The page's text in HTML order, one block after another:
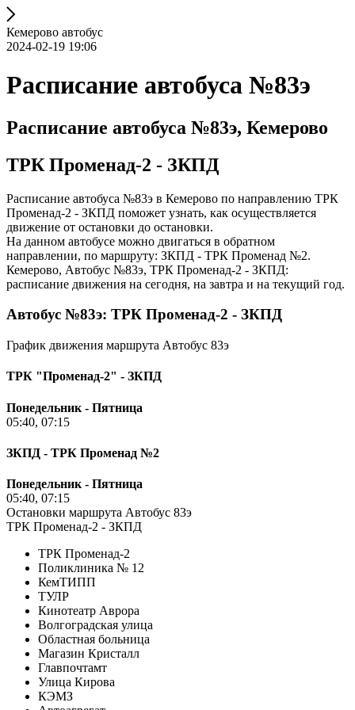
Кемерово автобус
2024-02-19 19:06
Расписание автобуса №83э
Расписание автобуса №83э, Кемерово
ТРК Променад-2 - ЗКПД
Расписание автобуса №83э в Кемерово по направлению ТРК
Променад-2 - ЗКПД поможет узнать, как осуществляется
движение от остановки до остановки.
На данном автобусе можно двигаться в обратном
направлении, по маршруту: ЗКПД - ТРК Променад №2.
Кемерово, Автобус №83э, ТРК Променад-2 - ЗКПД:
расписание движения на сегодня, на завтра и на текущий год.
Автобус №83э: ТРК Променад-2 - ЗКПД
График движения маршрута Автобус 83э
ТРК "Променад-2" - ЗКПД
Понедельник - Пятница
05:40, 07:15
ЗКПД - ТРК Променад №2
Понедельник - Пятница
05:40, 07:15
Остановки маршрута Автобус 83э
ТРК Променад-2 - ЗКПД
ТРК Променад-2
Поликлиника № 12
КемТИПП
ТУЛР
Кинотеатр Аврора
Волгоградская улица
Областная больница
Магазин Кристалл
Главпочтамт
Улица Кирова
КЭМЗ